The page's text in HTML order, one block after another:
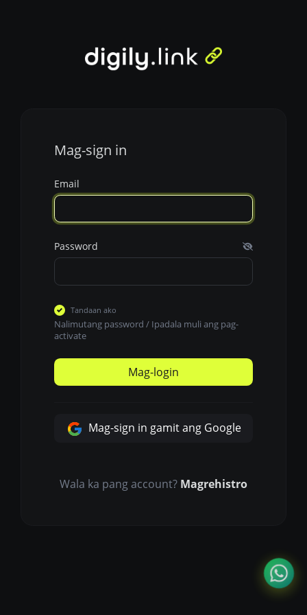
Mag-sign in
Email
Password
Tandaan ako
Nalimutang password / Ipadala muli ang pag-
activate
Mag-login
Mag-sign in gamit ang Google
Wala ka pang account? Magrehistro